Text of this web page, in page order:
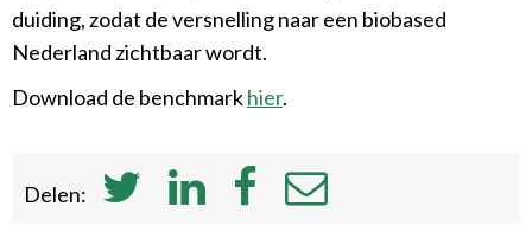
duiding, zodat de versnelling naar een biobased
Nederland zichtbaar wordt.
Download de benchmarkhier.
Delen: